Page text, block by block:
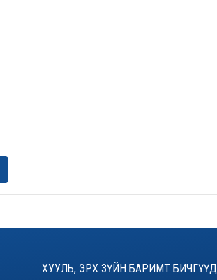
ХУУЛЬ, ЭРХ ЗҮЙН БАРИМТ БИЧГҮҮД